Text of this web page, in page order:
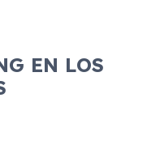
EN LOS